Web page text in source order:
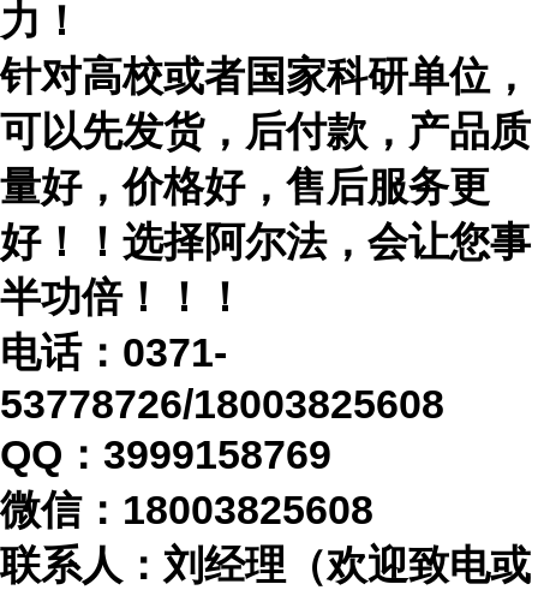
力！
针对高校或者国家科研单位，
可以先发货，后付款，产品质
量好，价格好，售后服务更
好！！选择阿尔法，会让您事
半功倍！！！
电话： 0371-
53778726/18003825608
QQ：3999158769
微信： 18003825608
联系人：刘经理（欢迎致电或